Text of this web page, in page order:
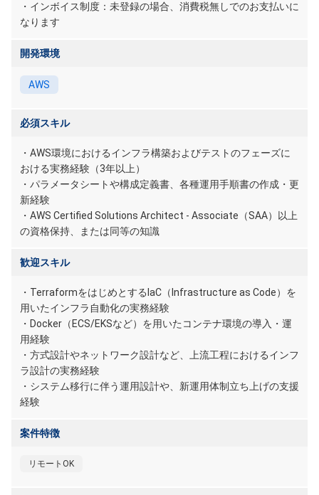
・インボイス制度：未登録の場合、消費税無しでのお支払いに
なります
開発環境
AWS
必須スキル
・AWS環境におけるインフラ構築およびテストのフェーズに
おける実務経験（3年以上）
・パラメータシートや構成定義書、各種運用手順書の作成・更
新経験
・AWS Certified Solutions Architect - Associate（SAA）以上
の資格保持、または同等の知識
歓迎スキル
・TerraformをはじめとするIaC（Infrastructure as Code）を
用いたインフラ自動化の実務経験
・Docker（ECS/EKSなど）を用いたコンテナ環境の導入・運
用経験
・方式設計やネットワーク設計など、上流工程におけるインフ
ラ設計の実務経験
・システム移行に伴う運用設計や、新運用体制立ち上げの支援
経験
案件特徴
リモートOK